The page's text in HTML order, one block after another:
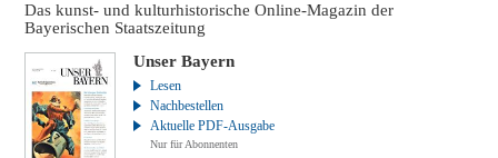
Das kunst- und kulturhistorische Online-Magazin der
Bayerischen Staatszeitung
Unser Bayern
Lesen
Nachbestellen
Aktuelle PDF-Ausgabe
Nur für Abonnenten